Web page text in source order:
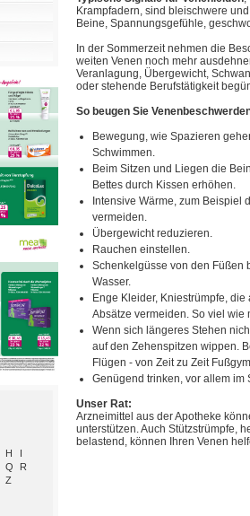
H
I
Q
R
Z
Krampfadern, sind bleischwere
Beine, Spannungsgefühle,
In der Sommerzeit nehmen die
weiten Venen noch mehr
Veranlagung, Übergewicht,
oder stehende Berufstätigkeit
So beugen Sie
Bewegung, wie Spazieren
Schwimmen.
Beim Sitzen und Liegen die
Bettes durch Kissen erhöhen.
Intensive Wärme, zum Beispiel
vermeiden.
Übergewicht reduzieren.
Rauchen einstellen.
Schenkelgüsse von den Füßen
Wasser.
Enge Kleider, Kniestrümpfe,
Absätze vermeiden. So viel wie
Wenn sich längeres Stehen
auf den Zehenspitzen wippen.
Flügen - von Zeit zu Zeit
Genügend trinken, vor allem im
Unser Rat:
Arzneimittel aus der Apotheke
unterstützen. Auch Stützstrümpfe,
belastend, können Ihren Venen